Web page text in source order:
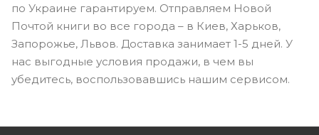
по Украине гарантируем. Отправляем Новой
Почтой книги во все города – в Киев, Харьков,
Запорожье, Львов. Доставка занимает 1-5 дней. У
нас выгодные условия продажи, в чем вы
убедитесь, воспользовавшись нашим сервисом.